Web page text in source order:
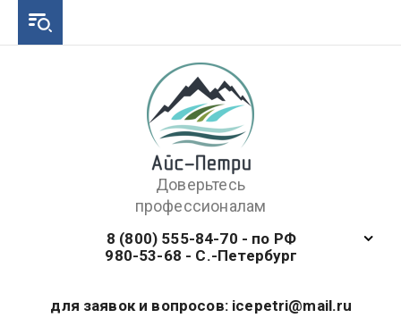
Доверьтесь
профессионалам
8 (800) 555-84-70 - по РФ
980-53-68 - С.-Петербург
для заявок и вопросов: icepetri@mail.ru